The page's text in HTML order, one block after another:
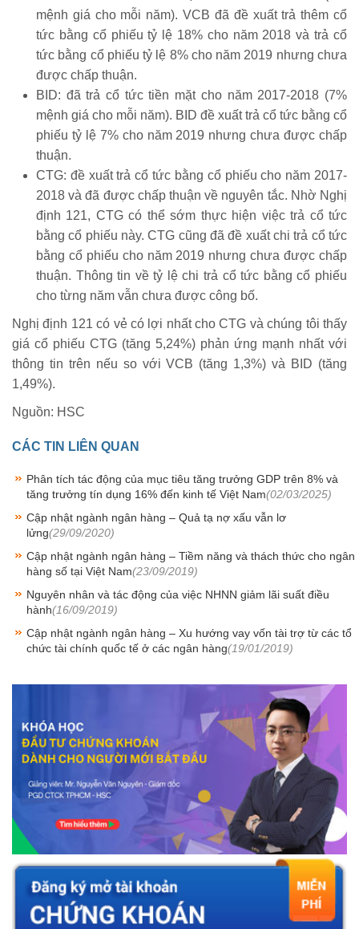
mệnh giá cho mỗi năm). VCB đã đề xuất trả thêm cổ
tức bằng cổ phiếu tỷ lệ 18% cho năm 2018 và trả cổ
tức bằng cổ phiếu tỷ lệ 8% cho năm 2019 nhưng chưa
được chấp thuận.
BID: đã trả cổ tức tiền mặt cho năm 2017-2018 (7%
mệnh giá cho mỗi năm). BID đề xuất trả cổ tức bằng cổ
phiếu tỷ lệ 7% cho năm 2019 nhưng chưa được chấp
thuận.
CTG: đề xuất trả cổ tức bằng cổ phiếu cho năm 2017-
2018 và đã được chấp thuận về nguyên tắc. Nhờ Nghị
định 121, CTG có thể sớm thực hiện việc trả cổ tức
bằng cổ phiếu này. CTG cũng đã đề xuất chi trả cổ tức
bằng cổ phiếu cho năm 2019 nhưng chưa được chấp
thuận. Thông tin về tỷ lệ chi trả cổ tức bằng cổ phiếu
cho từng năm vẫn chưa được công bố.
Nghị định 121 có vẻ có lợi nhất cho CTG và chúng tôi thấy
giá cổ phiếu CTG (tăng 5,24%) phản ứng mạnh nhất với
thông tin trên nếu so với VCB (tăng 1,3%) và BID (tăng
1,49%).
Nguồn: HSC
CÁC TIN LIÊN QUAN
Phân tích tác động của mục tiêu tăng trưởng GDP trên 8% và
tăng trưởng tín dụng 16% đến kinh tế Việt Nam(02/03/2025)
Cập nhật ngành ngân hàng – Quả tạ nợ xấu vẫn lơ
lửng(29/09/2020)
Cập nhật ngành ngân hàng – Tiềm năng và thách thức cho ngân
hàng số tại Việt Nam(23/09/2019)
Nguyên nhân và tác động của việc NHNN giảm lãi suất điều
hành(16/09/2019)
Cập nhật ngành ngân hàng – Xu hướng vay vốn tài trợ từ các tổ
chức tài chính quốc tế ở các ngân hàng(19/01/2019)